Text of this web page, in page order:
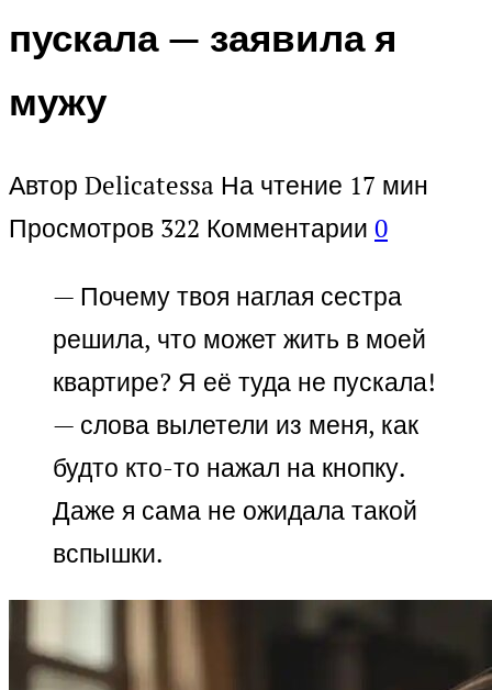
пускала — заявила я
мужу
Автор Delicatessa На чтение 17 мин
Просмотров 322 Комментарии 0
— Почему твоя наглая сестра
решила, что может жить в моей
квартире? Я её туда не пускала!
— слова вылетели из меня, как
будто кто-то нажал на кнопку.
Даже я сама не ожидала такой
вспышки.